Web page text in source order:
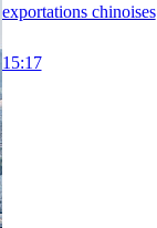
exportations chinoises
15:17